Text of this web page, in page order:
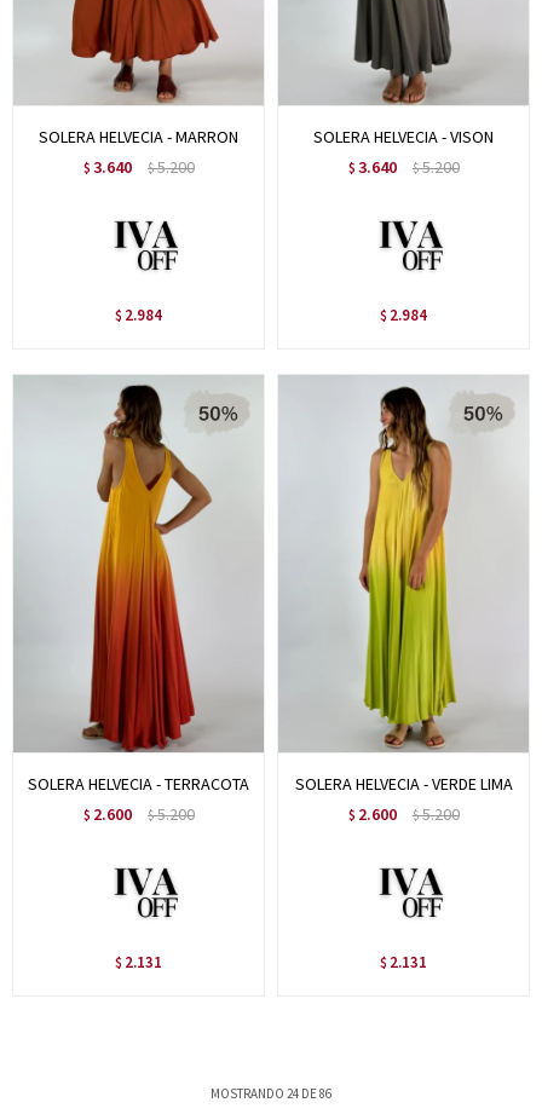
SOLERA HELVECIA - MARRON
$ 3.640 $5.200
$ 2.984
SOLERA HELVECIA - VISON
$ 3.640 $5.200
$ 2.984
SOLERA HELVECIA - TERRACOTA
$ 2.600 $5.200
$ 2.131
SOLERA HELVECIA - VERDE LIMA
$ 2.600 $5.200
$ 2.131
MOSTRANDO 24 DE86